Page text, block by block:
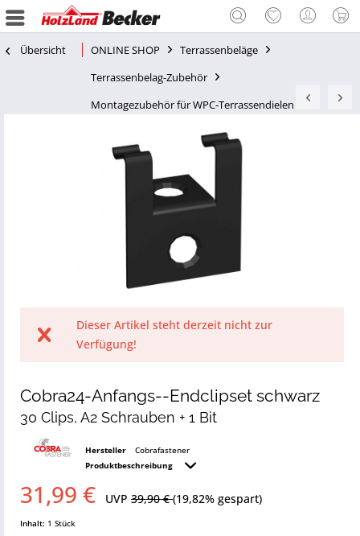
Übersicht ONLINE SHOP
Terrassenbeläge
Terrassenbelag-Zubehör
Montagezubehör für WPC-Terrassendielen
Dieser Artikel steht derzeit nicht zur
Verfügung!
Cobra24-Anfangs--Endclipset schwarz
30 Clips, A2 Schrauben + 1 Bit
Hersteller
Cobrafastener
Produktbeschreibung
31,99 € UVP 39,90 €(19,82% gespart)
Inhalt: 1 Stück